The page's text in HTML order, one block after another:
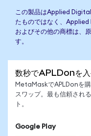
この製品はApplied
たものではなく、
およびその他の商標は、
す。
数秒でAPLDonを
MetaMaskでAPLDonを購
スワップ。最も信頼され
ト。
Google Play